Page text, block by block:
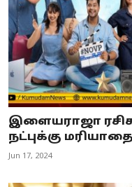
இளையராஜா
நட்புக்கு
Jun 17, 2024